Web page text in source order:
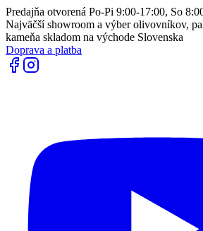
Predajňa otvorená Po-Pi 9:00-17:00, So
Najväčší showroom a výber olivovníkov,
kameňa skladom na východe Slovenska
Doprava a platba